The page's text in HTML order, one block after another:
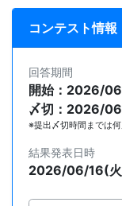
コンテスト情報
回答期間
開始：2026/
〆切：2026/
※提出〆切時間までは何
結果発表日時
2026/06/16(